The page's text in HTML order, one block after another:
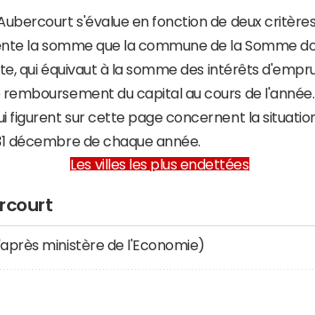
s'évalue en fonction de deux
la somme que la commune de la Somme
qui équivaut à la somme des intérêts
du capital au cours de l'année.
figurent sur cette page concernent la
décembre de chaque année.
Les villes les plus endettées
ministère de l'Economie)